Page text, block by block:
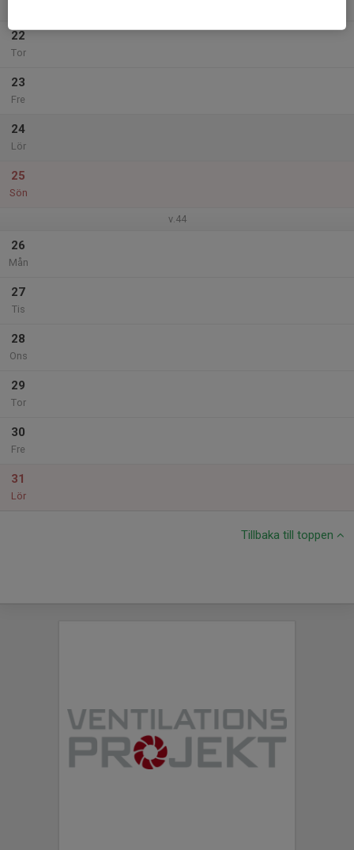
22
Tor
23
Fre
24
Lör
25
Sön
v.44
26
Mån
27
Tis
28
Ons
29
Tor
30
Fre
31
Lör
Tillbaka till toppen